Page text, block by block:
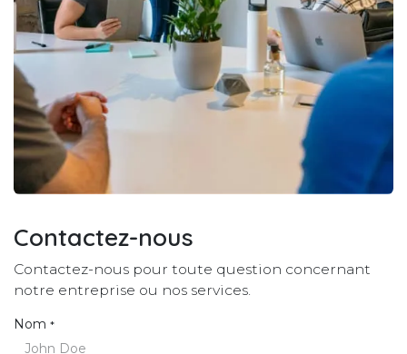
Contactez-nous
Contactez-nous pour toute question concernant
notre entreprise ou nos services.
Nom *